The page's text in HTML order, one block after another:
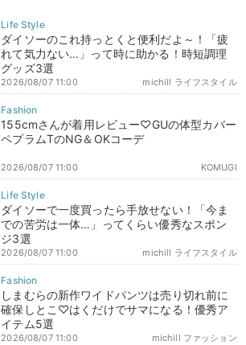
ダイソーのこれ持っとくと便利だよ～！「疲
れて気力ない…」って時に助かる！時短調理
グッズ3選
michill ライフスタイル
2026/08/07 11:00
155cmさんが着用レビュー♡GUの体型カバー
ペプラムTのNG＆OKコーデ
KOMUGI
2026/08/07 11:00
ダイソーで一度買ったら手放せない！「今ま
での苦労は一体…」ってくらい優秀なスポン
ジ3選
michill ライフスタイル
2026/08/07 11:00
しまむらの新作ワイドパンツは売り切れ前に
確保しとこ♡はくだけでサマになる！優秀ア
イテム5選
michill ファッション
2026/08/07 11:00